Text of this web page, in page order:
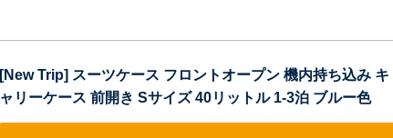
[New Trip] スーツケース フロントオープン 機内持ち込み キ
ャリーケース 前開き Sサイズ 40リットル 1-3泊 ブルー色